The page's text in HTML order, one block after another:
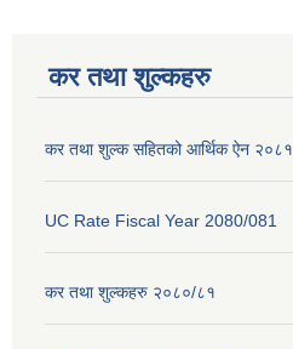
कर तथा शुल्कहरु
कर तथा शुल्क सहितको आर्थिक ऐन २०८१
UC Rate Fiscal Year 2080/081
कर तथा शुल्कहरु २०८०/८१